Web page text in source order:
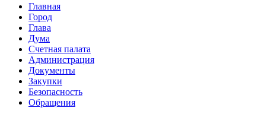
Главная
Город
Глава
Дума
Счетная палата
Администрация
Документы
Закупки
Безопасность
Обращения